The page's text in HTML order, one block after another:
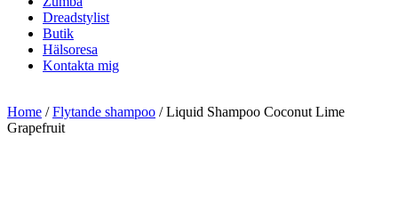
Dreadstylist
Butik
Hälsoresa
Kontakta mig
Home /Flytande shampoo / Liquid Shampoo Coconut Lime
Grapefruit